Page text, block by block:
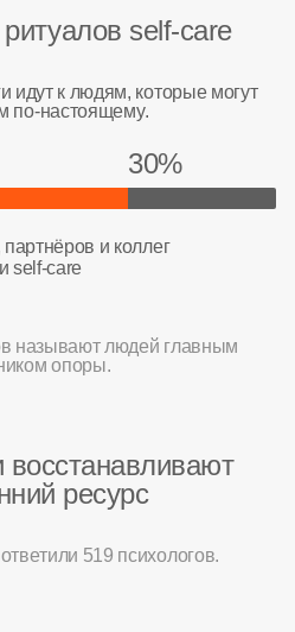
self-care
идут к людям, которые могут
по-настоящему.
30%
и коллег
self-care
называют людей главным
опоры.
восстанавливают
ресурс
519 психологов.